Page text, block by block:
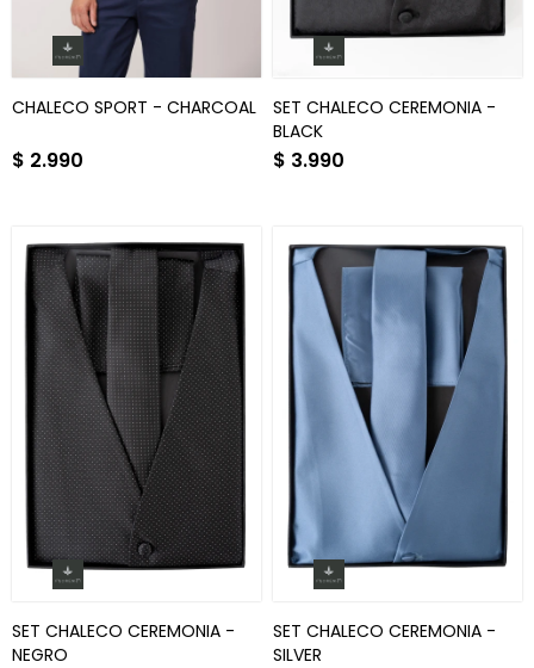
CHALECO SPORT - CHARCOAL
$ 2.990
SET CHALECO CEREMONIA -
BLACK
$ 3.990
SET CHALECO CEREMONIA -
NEGRO
SET CHALECO CEREMONIA -
SILVER